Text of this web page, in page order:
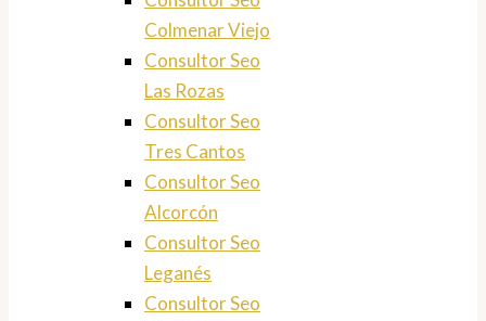
Colmenar Viejo
Consultor Seo
Las Rozas
Consultor Seo
Tres Cantos
Consultor Seo
Alcorcón
Consultor Seo
Leganés
Consultor Seo